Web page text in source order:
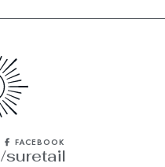
FACEBOOK
/suretail